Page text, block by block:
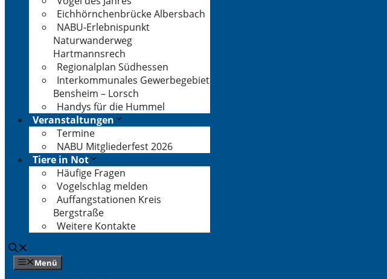
Eichhörnchenbrücke Albersbach
NABU-Erlebnispunkt
Naturwanderweg
Hartmannsrech
Regionalplan Südhessen
Interkommunales Gewerbegebiet
Bensheim – Lorsch
Handys für die Hummel
Veranstaltungen
Termine
NABU Mitgliederfest 2026
Tiere in Not
Häufige Fragen
Vogelschlag melden
Auffangstationen Kreis
Bergstraße
Weitere Kontakte
Menü